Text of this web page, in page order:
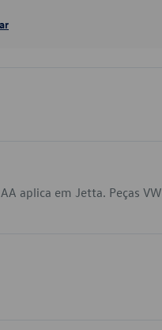
aplica em Jetta. Peças VW